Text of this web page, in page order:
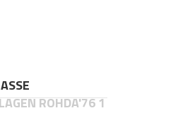
ROHDA'76 1